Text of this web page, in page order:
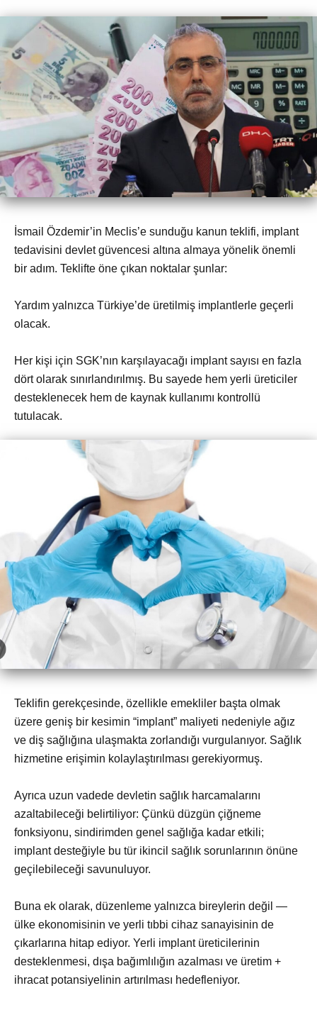
İsmail Özdemir’in Meclis’e sunduğu kanun teklifi, implant
tedavisini devlet güvencesi altına almaya yönelik önemli
bir adım. Teklifte öne çıkan noktalar şunlar:
Yardım yalnızca Türkiye’de üretilmiş implantlerle geçerli
olacak.
Her kişi için SGK’nın karşılayacağı implant sayısı en fazla
dört olarak sınırlandırılmış. Bu sayede hem yerli üreticiler
desteklenecek hem de kaynak kullanımı kontrollü
tutulacak.
Teklifin gerekçesinde, özellikle emekliler başta olmak
üzere geniş bir kesimin “implant” maliyeti nedeniyle ağız
ve diş sağlığına ulaşmakta zorlandığı vurgulanıyor. Sağlık
hizmetine erişimin kolaylaştırılması gerekiyormuş.
Ayrıca uzun vadede devletin sağlık harcamalarını
azaltabileceği belirtiliyor: Çünkü düzgün çiğneme
fonksiyonu, sindirimden genel sağlığa kadar etkili;
implant desteğiyle bu tür ikincil sağlık sorunlarının önüne
geçilebileceği savunuluyor.
Buna ek olarak, düzenleme yalnızca bireylerin değil —
ülke ekonomisinin ve yerli tıbbi cihaz sanayisinin de
çıkarlarına hitap ediyor. Yerli implant üreticilerinin
desteklenmesi, dışa bağımlılığın azalması ve üretim +
ihracat potansiyelinin artırılması hedefleniyor.